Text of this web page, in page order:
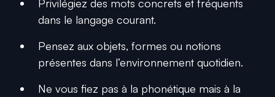
Privilégiez des mots concrets et fréquents
dans le langage courant.
Pensez aux objets, formes ou notions
présentes dans l’environnement quotidien.
Ne vous fiez pas à la phonétique mais à la